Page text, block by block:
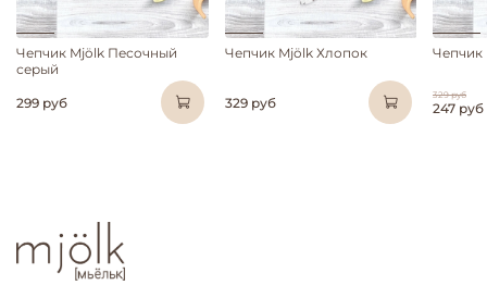
Чепчик Mjölk Песочный
серый
299 руб
Чепчик Mjölk Хлопок
329 руб
Чепчик
329 руб
247 руб